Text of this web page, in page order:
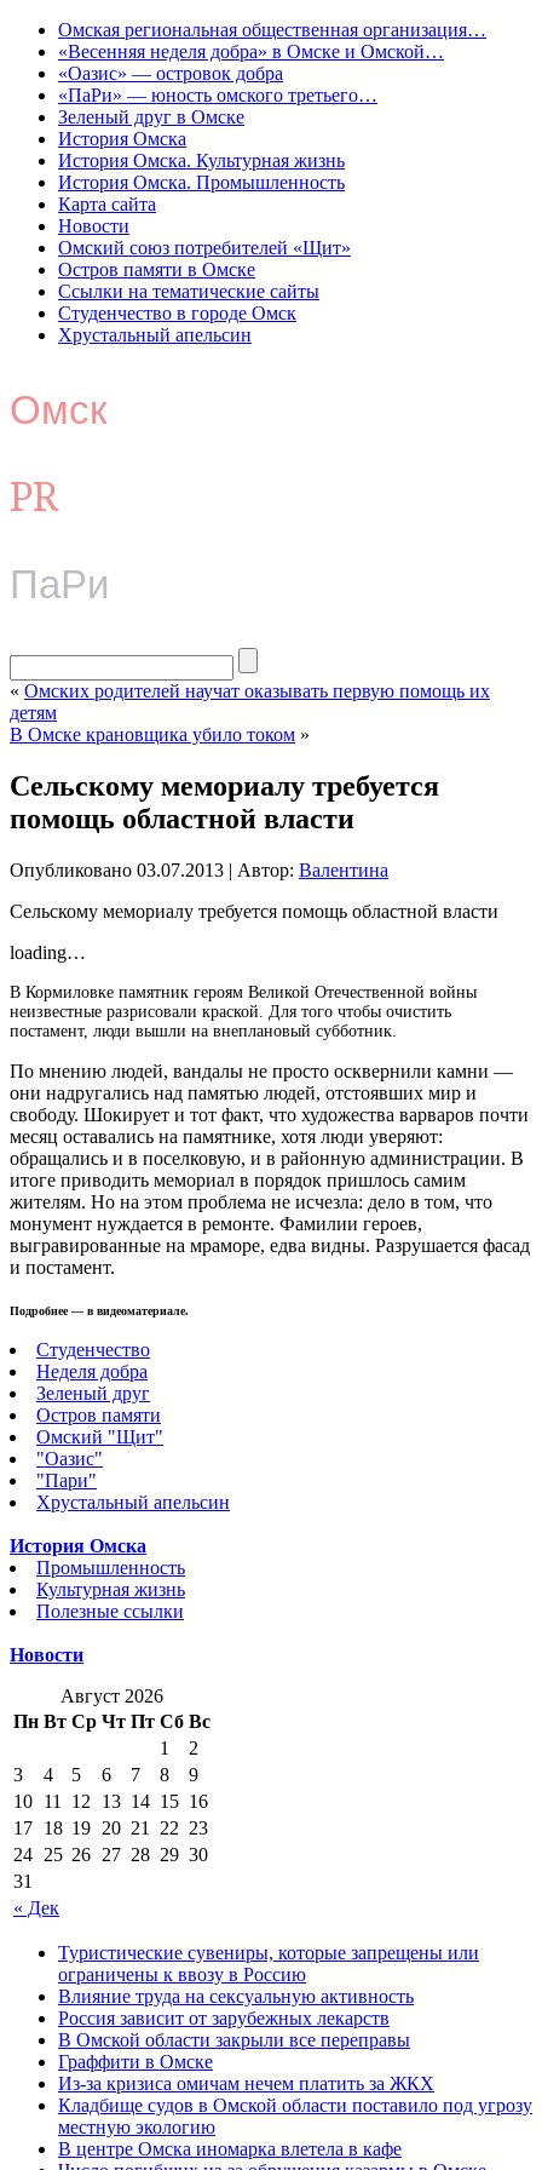
Омская региональная общественная организация…
«Весенняя неделя добра» в Омске и Омской…
«Оазис» — островок добра
«ПаРи» — юность омского третьего…
Зеленый друг в Омске
История Омска
История Омска. Культурная жизнь
История Омска. Промышленность
Карта сайта
Новости
Омский союз потребителей «Щит»
Остров памяти в Омске
Ссылки на тематические сайты
Студенчество в городе Омск
Хрустальный апельсин
Омск
PR
ПаРи
« Омских родителей научат оказывать первую помощь их
детям
В Омске крановщика убило током »
Сельскому мемориалу требуется
помощь областной власти
Опубликовано 03.07.2013 | Автор: Валентина
Сельскому мемориалу требуется помощь областной власти
loading…
В Кормиловке памятник героям Великой Отечественной войны
неизвестные разрисовали краской. Для того чтобы очистить
постамент, люди вышли на внеплановый субботник.
По мнению людей, вандалы не просто осквернили камни —
они надругались над памятью людей, отстоявших мир и
свободу. Шокирует и тот факт, что художества варваров почти
месяц оставались на памятнике, хотя люди уверяют:
обращались и в поселковую, и в районную администрации. В
итоге приводить мемориал в порядок пришлось самим
жителям. Но на этом проблема не исчезла: дело в том, что
монумент нуждается в ремонте. Фамилии героев,
выгравированные на мраморе, едва видны. Разрушается фасад
и постамент.
Подробнее — в видеоматериале.
Студенчество
Неделя добра
Зеленый друг
Остров памяти
Омский "Щит"
"Оазис"
"Пари"
Хрустальный апельсин
История Омска
Промышленность
Культурная жизнь
Полезные ссылки
Новости
Август 2026
Пн Вт Ср Чт Пт Сб Вс
« Дек
1
2
3
4 5 6 7 8
9
10 11 12 13 14 15 16
17 18 19 20 21 22 23
24 25 26 27 28 29 30
31
Туристические сувениры, которые запрещены или
ограничены к ввозу в Россию
Влияние труда на сексуальную активность
Россия зависит от зарубежных лекарств
В Омской области закрыли все переправы
Граффити в Омске
Из-за кризиса омичам нечем платить за ЖКХ
Кладбище судов в Омской области поставило под угрозу
местную экологию
В центре Омска иномарка влетела в кафе